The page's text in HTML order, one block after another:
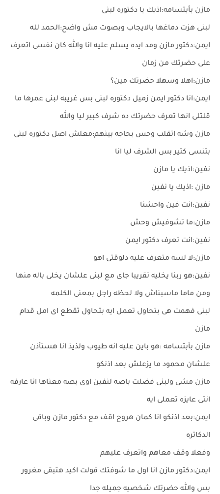
مازن بأبتسامه:اذيك يا دكتوره لبنى
لبنى هزت دماغها بالايجاب وبصوت مش واضح:الحمد لله
ايمن:دكتور مازن ومد ايده يسلم عليه انا والله كان نفسى اتعرف
على حضرتك من زمان
مازن:اهلا وسهلا حضرتك مين؟
ايمن:انا دكتور ايمن زميل دكتوره لبنى بس غريبه لبنى عمرها ما
قلتلى انها تعرف حضرتك ده شرف كبير ليا والله
مازن وشه اتقلب وحس بحاجه بينهم:معلش اصل دكتوره لبنى
بتنسى كتير بس الشرف ليا انا
نفين:اذيك يا مازن
مازن :اذيك يا نفين
نفين:انت فين واحشنا
مازن:ما تشوفيش وحش
نفين:انت تعرف دكتور ايمن
مازن:لا لسه متعرف عليه دلوقتى اهو
نفين:هو ربنا يخليه تقريبا جاى مع لبنى علشان يخلى باله منها
ومن ماما ماسبناش ولا لحظه راجل بمعنى الكلمه
لبنى فهمت هى بتحاول تعمل ايه بتحاول تقطع اى امل قدام
مازن
مازن بأبتسامه :هو باين عليه انه طيوب ولذيذ انا هستأذن
علشان محمود ما يزعلش بعد اذنكو
مازن مشى ولبنى فضلت باصه لنفين اوى بصه معناها انا عارفه
انتى عايزه تعملى ايه
ايمن:بعد اذنكو انا كمان هروح اقف مع دكتور مازن وباقى
الدكاتره
وفعلا وقف معاهم واتعرف عليهم
ايمن:دكتور مازن انا اول ما شوفتك قولت اكيد هتبقى مغرور
بس والله حضرتك شخصيه جميله جدا